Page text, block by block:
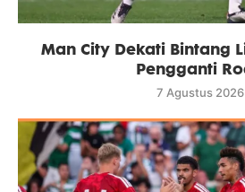
Man City Dekati Bintang
Pengganti
7 Agustus 2026